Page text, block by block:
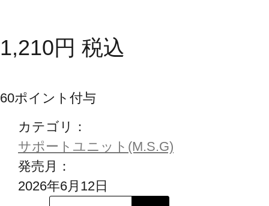
1,210円 税込
60ポイント付与
カテゴリ：
サポートユニット(M.S.G)
発売月：
2026年6月12日